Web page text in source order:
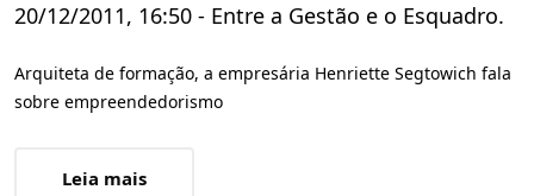
20/12/2011, 16:50 - Entre a Gestão e o Esquadro.
Arquiteta de formação, a empresária Henriette Segtowich fala
sobre empreendedorismo
Leia mais